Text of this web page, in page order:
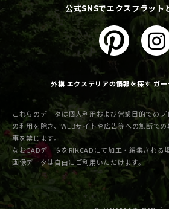
公式SNSでエクスプラット
外構 エクステリアの情報を探す ガ
これらのデータは個人利用および営業目的での
の利用を除き、WEBサイトや広告等への無断で
事を禁じます。
なおCADデータをRIKCADにて加工・編集される
画像データは自由にご利用いただけます。